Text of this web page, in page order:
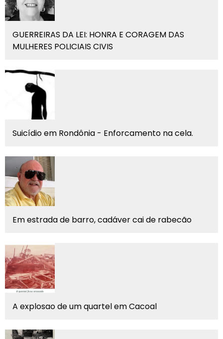
GUERREIRAS DA LEI: HONRA E CORAGEM DAS
MULHERES POLICIAIS CIVIS
Suicídio em Rondônia - Enforcamento na cela.
Em estrada de barro, cadáver cai de rabecão
A explosao de um quartel em Cacoal